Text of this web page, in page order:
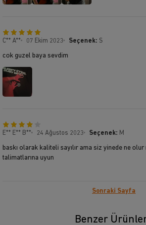
C** A** 07 Ekim 2023 Seçenek: S
cok guzel baya sevdim
E** E** B** 24 Ağustos 2023 Seçenek: M
baskı olarak kaliteli sayılır ama siz yinede ne olur
talimatlarına uyun
Sonraki Sayfa
Benzer